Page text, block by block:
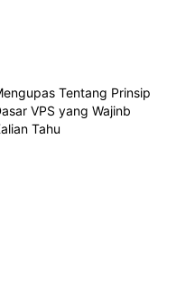
Tentang Prinsip
VPS yang Wajinb
Tahu